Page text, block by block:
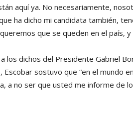
aquí ya. No necesariamente,
ha dicho mi candidata también,
que se queden en el país,
los dichos del Presidente Gabriel
Escobar sostuvo que “en el mundo
a no ser que usted me informe de